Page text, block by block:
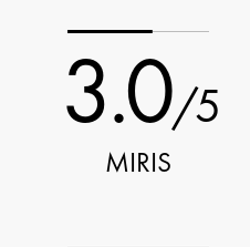
3.0/5
MIRIS